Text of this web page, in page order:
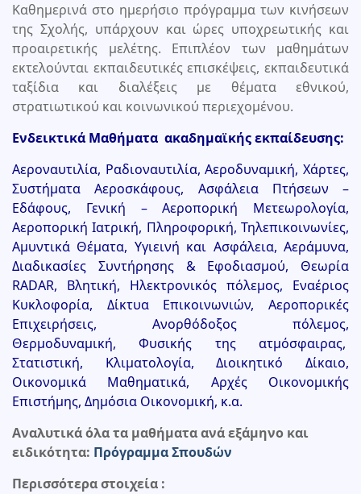
Καθημερινά στο ημερήσιο πρόγραμμα των κινήσεων
της Σχολής, υπάρχουν και ώρες υποχρεωτικής και
προαιρετικής μελέτης. Επιπλέον των μαθημάτων
εκτελούνται εκπαιδευτικές επισκέψεις, εκπαιδευτικά
ταξίδια και διαλέξεις με θέματα εθνικού,
στρατιωτικού και κοινωνικού περιεχομένου.
Ενδεικτικά Μαθήματα ακαδημαϊκής εκπαίδευσης:
Αεροναυτιλία, Ραδιοναυτιλία, Αεροδυναμική, Χάρτες,
Συστήματα Αεροσκάφους, Ασφάλεια Πτήσεων –
Εδάφους, Γενική – Αεροπορική Μετεωρολογία,
Αεροπορική Ιατρική, Πληροφορική, Τηλεπικοινωνίες,
Αμυντικά Θέματα, Υγιεινή και Ασφάλεια, Αεράμυνα,
Διαδικασίες Συντήρησης & Εφοδιασμού, Θεωρία
RADAR, Βλητική, Ηλεκτρονικός πόλεμος, Εναέριος
Κυκλοφορία, Δίκτυα Επικοινωνιών, Αεροπορικές
Επιχειρήσεις, Ανορθόδοξος πόλεμος,
Θερμοδυναμική, Φυσικής της ατμόσφαιρας,
Στατιστική, Κλιματολογία, Διοικητικό Δίκαιο,
Οικονομικά Μαθηματικά, Αρχές Οικονομικής
Επιστήμης, Δημόσια Οικονομική, κ.α.
Αναλυτικά όλα τα μαθήματα ανά εξάμηνο και
ειδικότητα: Πρόγραμμα Σπουδών
Περισσότερα στοιχεία :